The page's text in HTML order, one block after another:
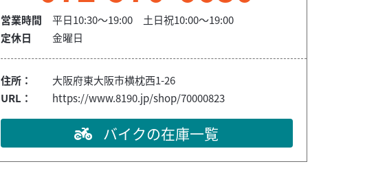
営業時間
平日10:30～19:00 土日祝10:00～19:00
定休日
金曜日
住所：
大阪府東大阪市横枕西1-26
URL：
https://www.8190.jp/shop/70000823
バイクの在庫一覧